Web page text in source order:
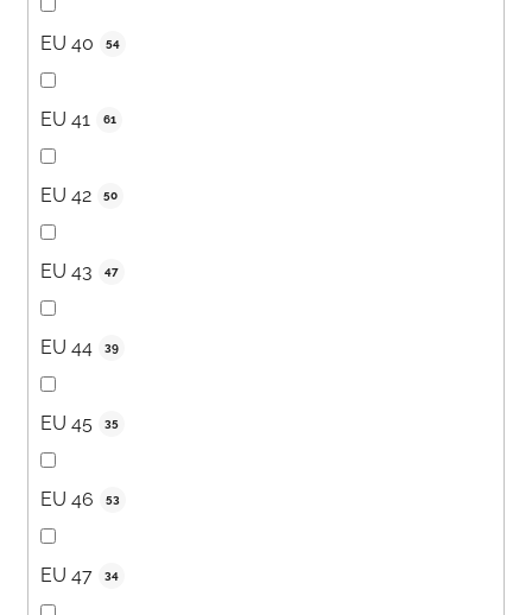
EU 40 54
EU 41 61
EU 42 50
EU 43 47
EU 44 39
EU 45 35
EU 46 53
EU 47 34